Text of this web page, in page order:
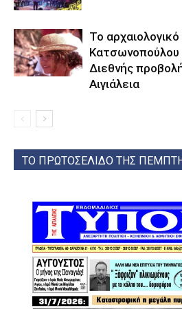
Το
Κατσωνοπούλου
Διεθνής προβολή
Αιγιάλεια
ΤΟ ΠΡΩΤΟΣΕΛΙΔΟ ΤΗΣ